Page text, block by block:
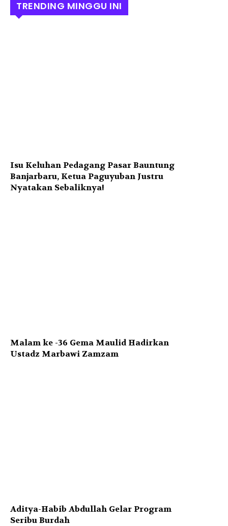
TRENDING MINGGU INI
Isu Keluhan Pedagang Pasar Bauntung
Banjarbaru, Ketua Paguyuban Justru
Nyatakan Sebaliknya!
Malam ke -36 Gema Maulid Hadirkan
Ustadz Marbawi Zamzam
Aditya-Habib Abdullah Gelar Program
Seribu Burdah